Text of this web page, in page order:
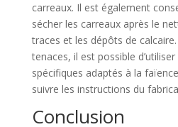
carreaux. Il est également
sécher les carreaux après le
traces et les dépôts de
tenaces, il est possible
spécifiques adaptés à la
suivre les instructions du
Conclusion